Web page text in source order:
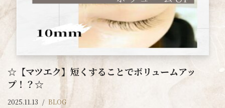
☆【マツエク】短くすることでボリュームアッ
プ！？☆
2025.11.13 BLOG